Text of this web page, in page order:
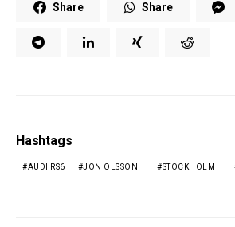
Share Share
Hashtags
AUDI RS6 JON OLSSON STOCKHOLM